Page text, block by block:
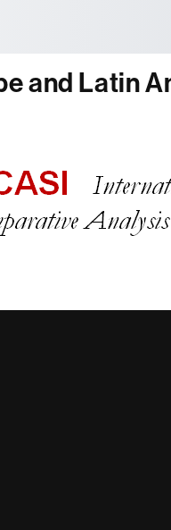
and Latin